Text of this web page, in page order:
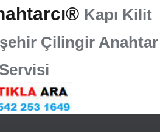
Kapı Kilit
Çilingir Anahtar
Servisi